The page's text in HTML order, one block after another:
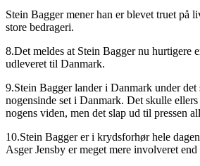
Stein Bagger mener han er blevet truet på
store bedrageri.
8.Det meldes at Stein Bagger nu hurtigere
udleveret til Danmark.
9.Stein Bagger lander i Danmark under det
nogensinde set i Danmark. Det skulle
nogens viden, men det slap ud til pressen
10.Stein Bagger er i krydsforhør hele
Asger Jensby er meget mere involveret